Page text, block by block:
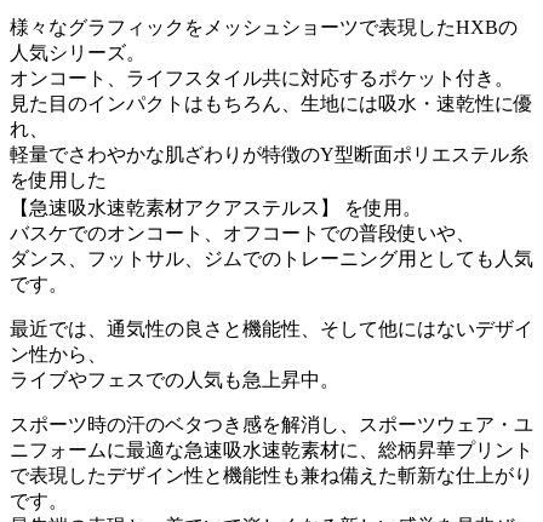
様々なグラフィックをメッシュショーツで表現したHXBの
人気シリーズ。
オンコート、ライフスタイル共に対応するポケット付き。
見た目のインパクトはもちろん、生地には吸水・速乾性に優
れ、
軽量でさわやかな肌ざわりが特徴のY型断面ポリエステル糸
を使用した
【急速吸水速乾素材アクアステルス】 を使用。
バスケでのオンコート、オフコートでの普段使いや、
ダンス、フットサル、ジムでのトレーニング用としても人気
です。
最近では、通気性の良さと機能性、そして他にはないデザイ
ン性から、
ライブやフェスでの人気も急上昇中。
スポーツ時の汗のベタつき感を解消し、スポーツウェア・ユ
ニフォームに最適な急速吸水速乾素材に、総柄昇華プリント
で表現したデザイン性と機能性も兼ね備えた斬新な仕上がり
です。